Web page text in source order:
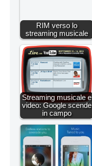
RIM verso lo
streaming musicale
Streaming musicale e
video: Google scende
in campo